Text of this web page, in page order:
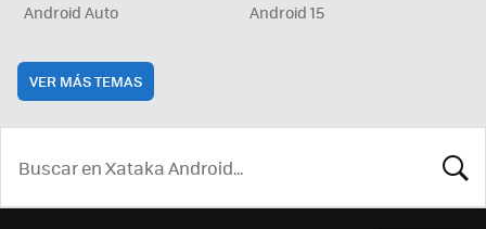
Android Auto
Android 15
VER MÁS TEMAS